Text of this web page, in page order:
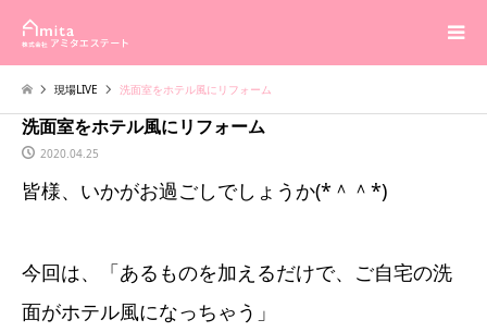
現場LIVE 洗面室をホテル風にリフォーム
洗面室をホテル風にリフォーム
2020.04.25
皆様、いかがお過ごしでしょうか(*＾＾*)
今回は、「あるものを加えるだけで、ご自宅の洗
面がホテル風になっちゃう」